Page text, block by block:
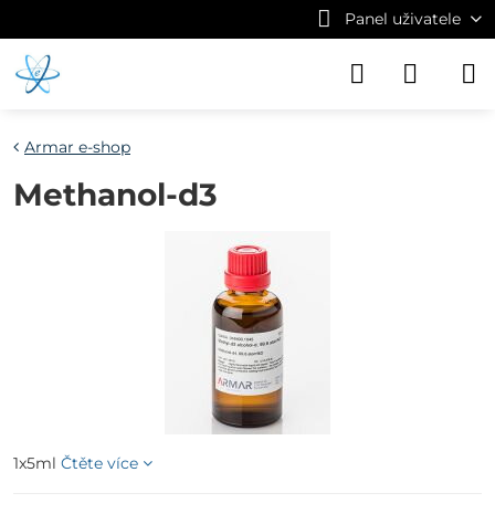
Panel uživatele
Armar e-shop
Methanol-d3
1x5ml Čtěte více